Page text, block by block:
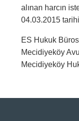
alınan harcın
04.03.2015
ES Hukuk
Mecidiyeköy
Mecidiyeköy